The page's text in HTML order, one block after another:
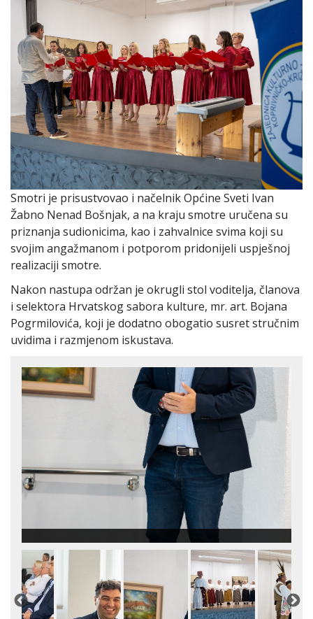
Smotri je prisustvovao i načelnik Općine Sveti Ivan
Žabno Nenad Bošnjak, a na kraju smotre uručena su
priznanja sudionicima, kao i zahvalnice svima koji su
svojim angažmanom i potporom pridonijeli uspješnoj
realizaciji smotre.
Nakon nastupa održan je okrugli stol voditelja, članova
i selektora Hrvatskog sabora kulture, mr. art. Bojana
Pogrmilovića, koji je dodatno obogatio susret stručnim
uvidima i razmjenom iskustava.